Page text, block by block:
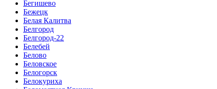
Бегишево
Бежецк
Белая Калитва
Белгород
Белгород-22
Белебей
Белово
Беловское
Белогорск
Белокуриха